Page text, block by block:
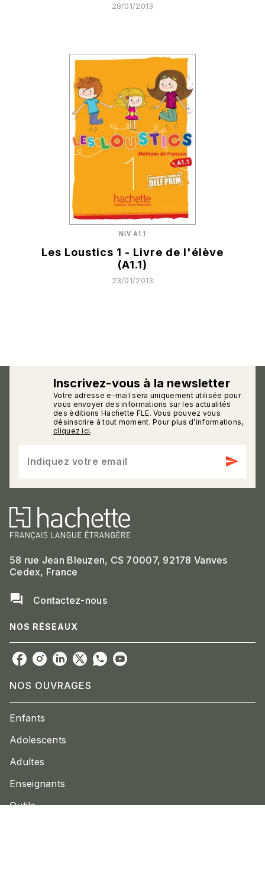
28/01/2013
NIV A1.1
Les Loustics 1 - Livre de l'élève
(A1.1)
23/01/2013
Inscrivez-vous à la newsletter
Votre adresse e-mail sera uniquement utilisée pour
vous envoyer des informations sur les actualités
des éditions Hachette FLE. Vous pouvez vous
désinscrire à tout moment. Pour plus d’informations,
cliquez ici.
Indiquez votre email send
58 rue Jean Bleuzen, CS 70007, 92178 Vanves
Cedex, France
question_answer Contactez-nous
NOS RÉSEAUX
NOS OUVRAGES
Enfants
Adolescents
Adultes
Enseignants
Outils